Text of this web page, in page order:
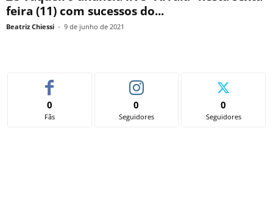
feira (11) com sucessos do...
Beatriz Chiessi - 9 de junho de 2021
0
Fãs
0
Seguidores
0
Seguidores